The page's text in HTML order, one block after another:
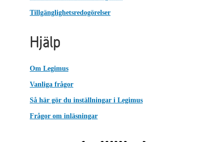
Tillgänglighetsredogörelser
Hjälp
Om Legimus
Vanliga frågor
Så här gör du inställningar i Legimus
Frågor om inläsningar